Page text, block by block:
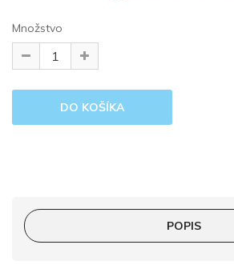
Množstvo
POPIS